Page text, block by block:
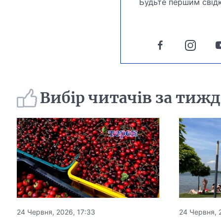
Вибір читачів за
24 Червня, 2026, 17:33 24 Червня,